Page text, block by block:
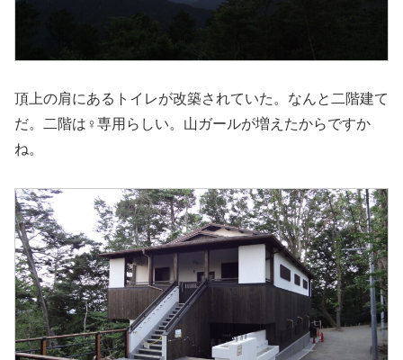
頂上の肩にあるトイレが改築されていた。なんと二階建て
だ。二階は♀専用らしい。山ガールが増えたからですか
ね。